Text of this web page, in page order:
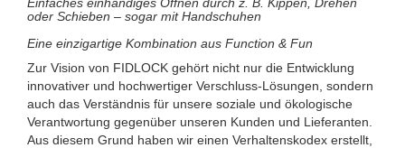
oder Schieben – sogar mit Handschuhen
Eine einzigartige Kombination aus Function & Fun
Zur Vision von FIDLOCK gehört nicht nur die Entwicklung
innovativer und hochwertiger Verschluss-Lösungen, sondern
auch das Verständnis für unsere soziale und ökologische
Verantwortung gegenüber unseren Kunden und Lieferanten.
Aus diesem Grund haben wir einen Verhaltenskodex erstellt,